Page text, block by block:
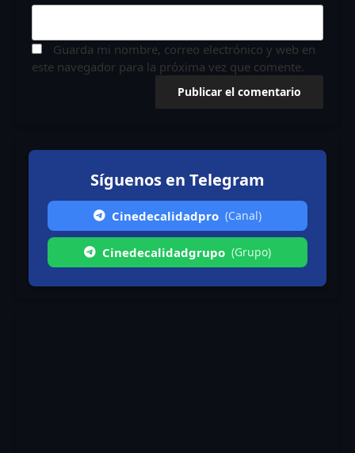
Guarda mi nombre, correo electrónico y web en
este navegador para la próxima vez que comente.
Síguenos en Telegram
Cinedecalidadpro (Canal)
Cinedecalidadgrupo (Grupo)